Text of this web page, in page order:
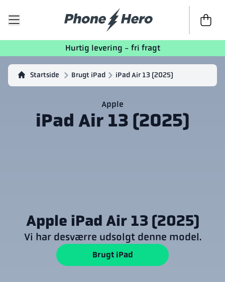
Til
Hurtig levering - fri fragt
Startside Brugt iPad iPad Air 13 (2025)
Apple
iPad Air 13 (2025)
Apple iPad Air 13 (2025)
Vi har desværre udsolgt denne model.
Brugt iPad